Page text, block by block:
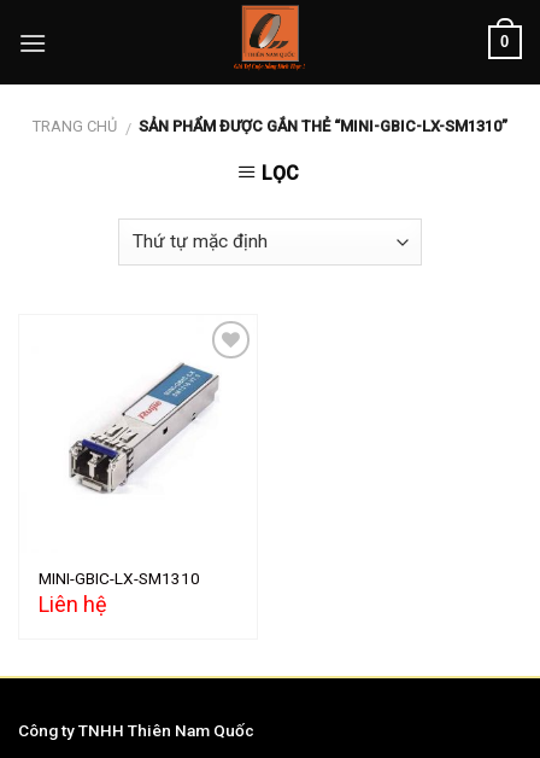
0
TRANG CHỦ / SẢN PHẨM ĐƯỢC GẮN THẺ “MINI-GBIC-LX-SM1310”
LỌC
Add to
MINI-GBIC-LX-SM1310
Liên hệ
Công ty TNHH Thiên Nam Quốc